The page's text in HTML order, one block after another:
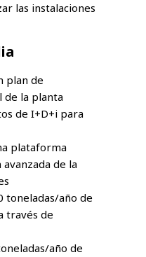
las instalaciones
plan de
la planta
de I+D+i para
plataforma
de la
toneladas/año de
través de
año de